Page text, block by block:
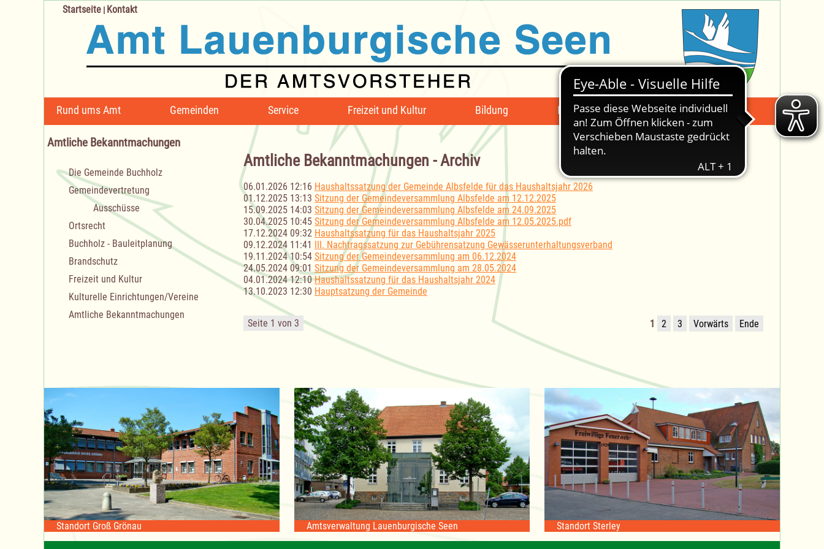
Navigation
überspringen
Rund ums Amt Gemeinden Service Freizeit und Kultur Bildung Mängelmeldung Suche -
Startseite | Kontakt
Amtliche Bekanntmachungen - Archiv
06.01.2026 12:16 Haushaltssatzung der Gemeinde Albsfelde für das Haushaltsjahr 2026
01.12.2025 13:13 Sitzung der Gemeindeversammlung Albsfelde am 12.12.2025
15.09.2025 14:03 Sitzung der Gemeindeversammlung Albsfelde am 24.09.2025
30.04.2025 10:45 Sitzung der Gemeindeversammlung Albsfelde am 12.05.2025.pdf
17.12.2024 09:32 Haushaltssatzung für das Haushaltsjahr 2025
09.12.2024 11:41 III. Nachtragssatzung zur Gebührensatzung Gewässerunterhaltungsverband
19.11.2024 10:54 Sitzung der Gemeindeversammlung am 06.12.2024
24.05.2024 09:01 Sitzung der Gemeindeversammlung am 28.05.2024
04.01.2024 12:10 Haushaltssatzung für das Haushaltsjahr 2024
13.10.2023 12:30 Hauptsatzung der Gemeinde
Seite 1 von 3 1 2 3 Vorwärts Ende
Amtliche Bekanntmachungen
Navigation
überspringen
Die Gemeinde Buchholz
Gemeindevertretung
Ausschüsse
Ortsrecht
Buchholz - Bauleitplanung
Brandschutz
Freizeit und Kultur
Kulturelle Einrichtungen/Vereine
Amtliche Bekanntmachungen
Standort Groß Grönau Amtsverwaltung Lauenburgische Seen Standort Sterley